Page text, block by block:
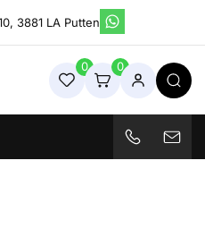
3881 LA Putten
& Industriële
0 0